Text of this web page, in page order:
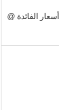
الفائدة @